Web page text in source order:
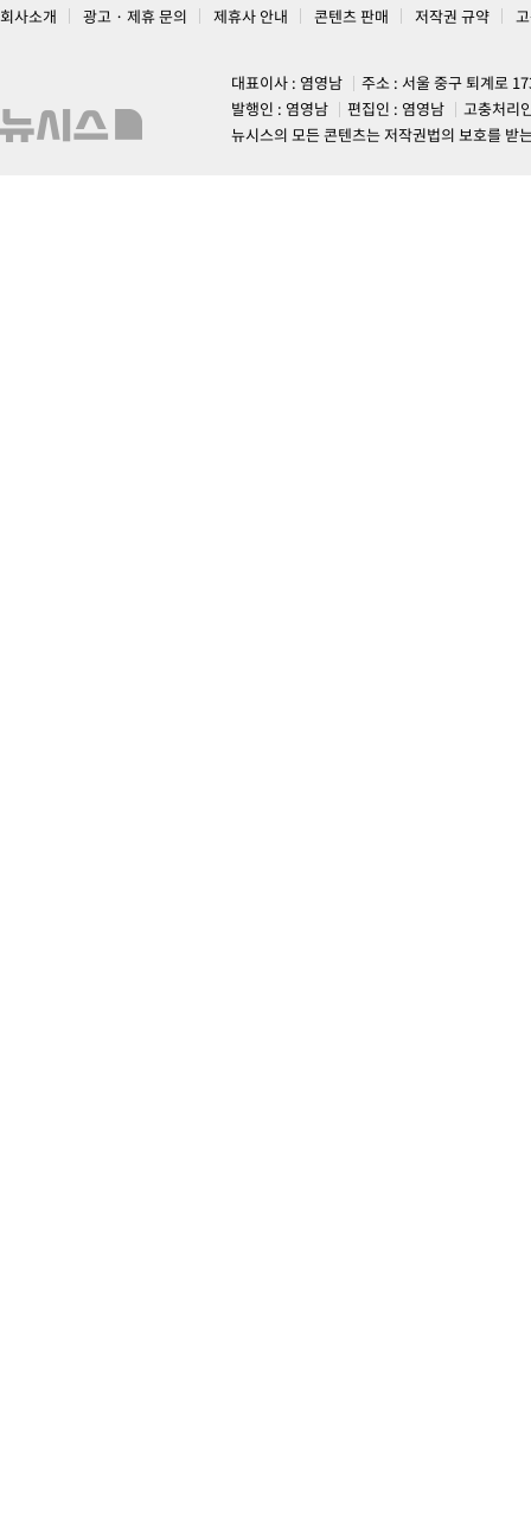
회사소개 광고 · 제휴 문의 제휴사 안내 콘텐츠 판매 저작권 규약
대표이사 : 염영남
주소 : 서울 중구 퇴계로
발행인 : 염영남
편집인 : 염영남
고충처리
뉴시스의 모든 콘텐츠는 저작권법의 보호를